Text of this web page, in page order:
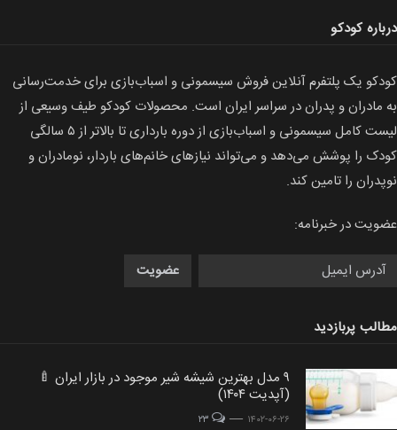
درباره کودکو
کودکو یک پلتفرم آنلاین فروش سیسمونی و اسباب‌بازی برای خدمت‌رسانی
به مادران و پدران در سراسر ایران است. محصولات كودكو طیف وسیعی از
لیست كامل سیسمونی و اسباب‌بازی از دوره بارداری تا بالاتر از ۵ سالگی
کودک را پوشش می‌دهد و می‌تواند نیازهای خانم‌های باردار، نومادران و
نوپدران را تامین کند.
عضویت در خبرنامه:
مطالب پربازدید
post
image
۹ مدل بهترین شیشه شیر موجود در بازار ایران 🍼
(آپدیت ۱۴۰۴) post
image ۱۴۰۲-۰۶-۲۶ post image